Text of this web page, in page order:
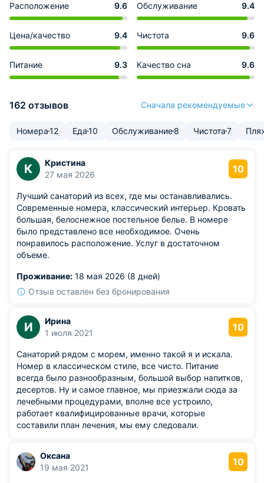
Расположение 9.6 Обслуживание 9.4
Цена/качество 9.4 Чистота 9.6
Питание 9.3 Качество сна 9.6
162 отзывов Сначала рекомендуемые
Номера12 Еда10 Обслуживание8 Чистота7
К
Кристина
27 мая 2026
10
Лучший санаторий из всех, где мы останавливались.
Современные номера, классический интерьер. Кровать
большая, белоснежное постельное белье. В номере
было представлено все необходимое. Очень
понравилось расположение. Услуг в достаточном
объеме.
Проживание: 18 мая 2026 (8 дней)
Отзыв оставлен без бронирования
И
Ирина
1 июля 2021
10
Санаторий рядом с морем, именно такой я и искала.
Номер в классическом стиле, все чисто. Питание
всегда было разнообразным, большой выбор напитков,
десертов. Ну и самое главное, мы приезжали сюда за
лечебными процедурами, вполне все устроило,
работает квалифицированные врачи, которые
составили план лечения, мы ему следовали.
Оксана
19 мая 2021
10